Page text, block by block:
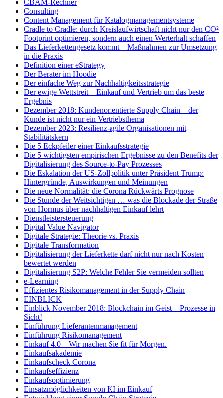
CBAM-Rechner
Consulting
Content Management für Katalogmanagementsysteme
Cradle to Cradle: durch Kreislaufwirtschaft nicht nur den CO²
Footprint optimieren, sondern auch einen Werterhalt schaffen
Das Lieferkettengesetz kommt – Maßnahmen zur Umsetzung
in die Praxis
Definition einer eStrategy
Der Berater im Hoodie
Der einfache Weg zur Nachhaltigkeitsstrategie
Der ewige Wettstreit – Einkauf und Vertrieb um das beste
Ergebnis
Dezember 2018: Kundenorientierte Supply Chain – der
Kunde ist nicht nur ein Vertriebsthema
Dezember 2023: Resilienz-agile Organisationen mit
Stabilitätskern
Die 5 Eckpfeiler einer Einkaufsstrategie
Die 5 wichtigsten empirischen Ergebnisse zu den Benefits der
Digitalisierung des Source-to-Pay Prozesses
Die Eskalation der US-Zollpolitik unter Präsident Trump:
Hintergründe, Auswirkungen und Meinungen
Die neue Normalität: die Corona Rückwärts Prognose
Die Stunde der Weitsichtigen … was die Blockade der Straße
von Hormus über nachhaltigen Einkauf lehrt
Dienstleistersteuerung
Digital Value Navigator
Digitale Strategie: Theorie vs. Praxis
Digitale Transformation
Digitalisierung der Lieferkette darf nicht nur nach Kosten
bewertet werden
Digitalisierung S2P: Welche Fehler Sie vermeiden sollten
e-Learning
Effizientes Risikomanagement in der Supply Chain
EINBLICK
Einblick November 2018: Blockchain im Geist – Prozesse in
Sicht!
Einführung Lieferantenmanagement
Einführung Risikomanagement
Einkauf 4.0 – Wir machen Sie fit für Morgen.
Einkaufsakademie
Einkaufscheck Corona
Einkaufseffizienz
Einkaufsoptimierung
Einsatzmöglichkeiten von KI im Einkauf